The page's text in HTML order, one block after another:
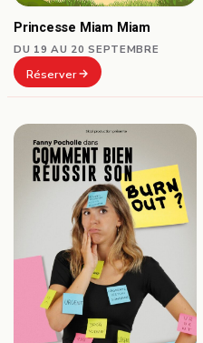
Princesse Miam Miam
DU 19 AU 20 SEPTEMBRE
Réserver